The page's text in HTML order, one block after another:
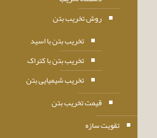
روش تخریب بتن
تخریب بتن با اسید
تخریب بتن با کتراک
تخریب شیمیایی بتن
قیمت تخریب بتن
تقویت سازه